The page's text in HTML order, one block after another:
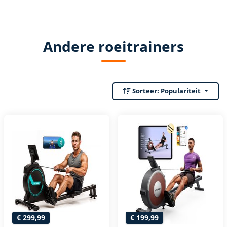
Andere roeitrainers
Sorteer: Populariteit
€ 299,99 € 199,99